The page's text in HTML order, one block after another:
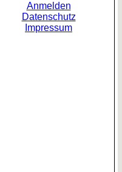
Anmelden
Datenschutz
Impressum